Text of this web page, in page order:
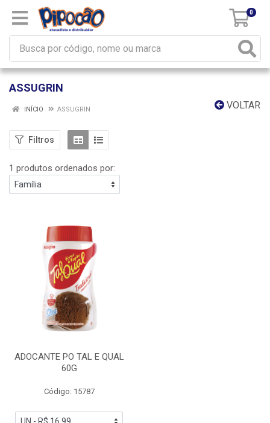
0
ASSUGRIN
VOLTAR
INÍCIO ASSUGRIN
Filtros
1 produtos ordenados por:
ADOCANTE PO TAL E QUAL
60G
Código: 15787